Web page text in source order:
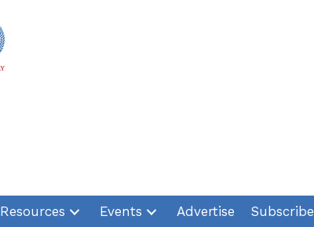
Resources Events Advertise Subscribe